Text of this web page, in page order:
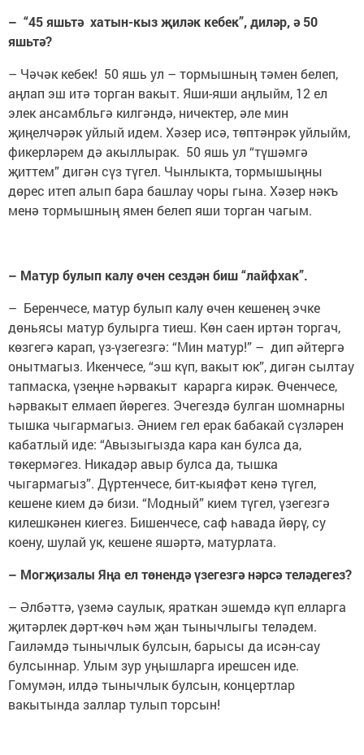
– “45 яшьтә хатын-кыз җиләк кебек”, диләр, ә 50
яшьтә?
– Чәчәк кебек! 50 яшь ул – тормышның тәмен белеп,
аңлап эш итә торган вакыт. Яши-яши аңлыйм, 12 ел
элек ансамбльгә килгәндә, ничектер, әле мин
җиңелчәрәк уйлый идем. Хәзер исә, төптәнрәк уйлыйм,
фикерләрем дә акыллырак. 50 яшь ул “түшәмгә
җиттем” дигән сүз түгел. Чынлыкта, тормышыңны
дөрес итеп алып бара башлау чоры гына. Хәзер нәкъ
менә тормышның ямен белеп яши торган чагым.
– Матур булып калу өчен сездән биш “лайфхак”.
– Беренчесе, матур булып калу өчен кешенең эчке
дөньясы матур булырга тиеш. Көн саен иртән торгач,
көзгегә карап, үз-үзегезгә: “Мин матур!” – дип әйтергә
онытмагыз. Икенчесе, “эш күп, вакыт юк”, дигән сылтау
тапмаска, үзеңне һәрвакыт карарга кирәк. Өченчесе,
һәрвакыт елмаеп йөрегез. Эчегездә булган шомнарны
тышка чыгармагыз. Әнием гел ерак бабакай сүзләрен
кабатлый иде: “Авызыгызда кара кан булса да,
төкермәгез. Никадәр авыр булса да, тышка
чыгармагыз”. Дүртенчесе, бит-кыяфәт кенә түгел,
кешене кием дә бизи. “Модный” кием түгел, үзегезгә
килешкәнен киегез. Бишенчесе, саф һавада йөрү, су
коену, шулай ук, кешене яшәртә, матурлата.
– Могҗизалы Яңа ел төнендә үзегезгә нәрсә теләдегез?
– Әлбәттә, үземә саулык, яраткан эшемдә күп елларга
җитәрлек дәрт-көч һәм җан тынычлыгы теләдем.
Гаиләмдә тынычлык булсын, барысы да исән-сау
булсыннар. Улым зур уңышларга ирешсен иде.
Гомумән, илдә тынычлык булсын, концертлар
вакытында заллар тулып торсын!